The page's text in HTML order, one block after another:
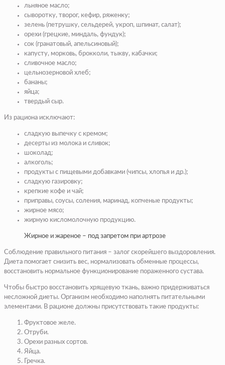
льняное масло;
сыворотку, творог, кефир, ряженку;
зелень (петрушку, сельдерей, укроп, шпинат, салат);
орехи (грецкие, миндаль, фундук);
сок (гранатовый, апельсиновый);
капусту, морковь, брокколи, тыкву, кабачки;
сливочное масло;
цельнозерновой хлеб;
бананы;
яйца;
твердый сыр.
Из рациона исключают:
сладкую выпечку с кремом;
десерты из молока и сливок;
шоколад;
алкоголь;
продукты с пищевыми добавками (чипсы, хлопья и др.);
сладкую газировку;
крепкие кофе и чай;
приправы, соусы, соления, маринад, копченые продукты;
жирное мясо;
жирную кисломолочную продукцию.
Жирное и жареное – под запретом при артрозе
Соблюдение правильного питания – залог скорейшего выздоровления.
Диета помогает снизить вес, нормализовать обменные процессы,
восстановить нормальное функционирование пораженного сустава.
Чтобы быстро восстановить хрящевую ткань, важно придерживаться
несложной диеты. Организм необходимо наполнять питательными
элементами. В рационе должны присутствовать такие продукты:
Фруктовое желе.
Отруби.
Орехи разных сортов.
Яйца.
Гречка.